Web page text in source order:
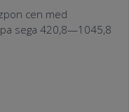
cen med
sega 420,8—1045,8